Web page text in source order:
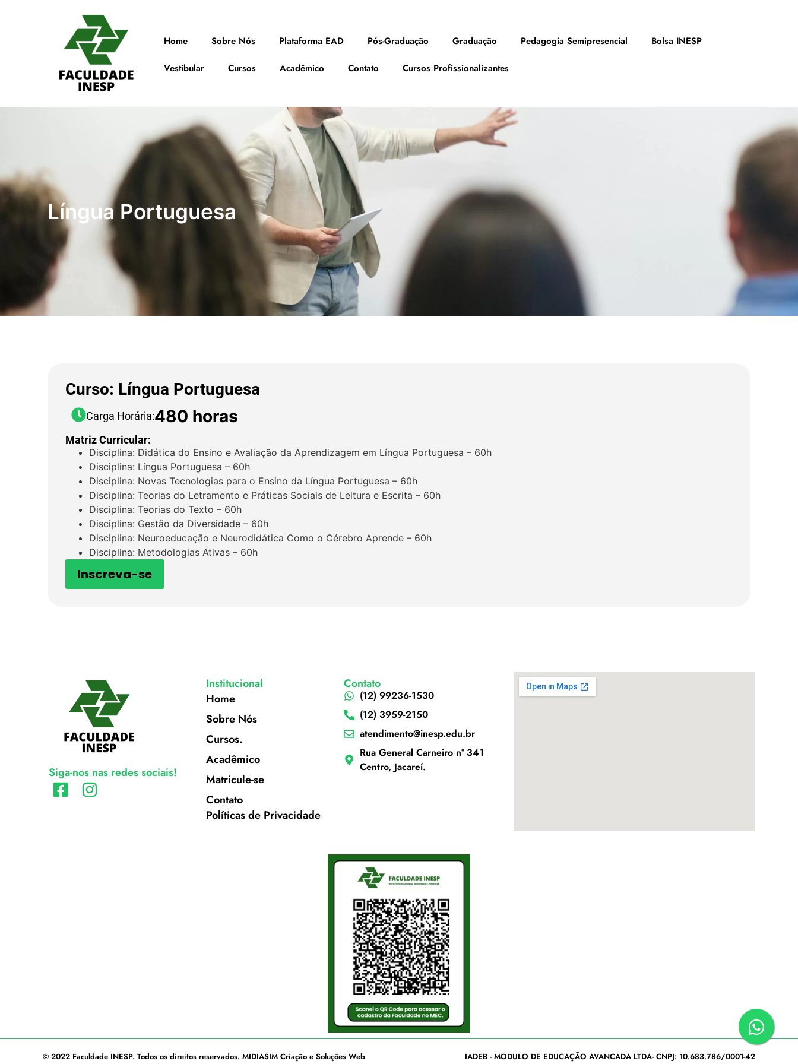
Home Sobre Nós Plataforma EAD Pós-Graduação Graduação Pedagogia Semipresencial Bolsa INESP
Vestibular Cursos Acadêmico Contato Cursos Profissionalizantes
Língua Portuguesa
Curso: Língua Portuguesa
Carga Horária:480 horas
Matriz Curricular:
Disciplina: Didática do Ensino e Avaliação da Aprendizagem em Língua Portuguesa – 60h
Disciplina: Língua Portuguesa – 60h
Disciplina: Novas Tecnologias para o Ensino da Língua Portuguesa – 60h
Disciplina: Teorias do Letramento e Práticas Sociais de Leitura e Escrita – 60h
Disciplina: Teorias do Texto – 60h
Disciplina: Gestão da Diversidade – 60h
Disciplina: Neuroeducação e Neurodidática Como o Cérebro Aprende – 60h
Disciplina: Metodologias Ativas – 60h
Inscreva-se
Siga-nos nas redes sociais!
Institucional
Home
Sobre Nós
Cursos.
Acadêmico
Matricule-se
Contato
Políticas de Privacidade
Contato
(12) 99236-1530
(12) 3959-2150
atendimento@inesp.edu.br
Rua General Carneiro nº 341
Centro, Jacareí.
© 2022 Faculdade INESP. Todos os direitos reservados. MIDIASIM Criação e Soluções Web IADEB - MODULO DE EDUCAÇÃO AVANCADA LTDA- CNPJ: 10.683.786/0001-42